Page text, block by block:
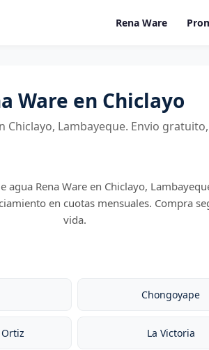
Rena Ware
Ware en Chiclayo
Chiclayo, Lambayeque. Envio
agua Rena Ware en Chiclayo,
en cuotas mensuales. Compra
vida.
Chongoyape
Ortiz La Victoria